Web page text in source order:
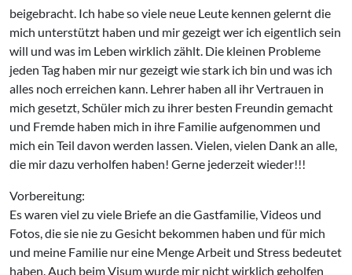
beigebracht. Ich habe so viele neue Leute kennen gelernt die
mich unterstützt haben und mir gezeigt wer ich eigentlich sein
will und was im Leben wirklich zählt. Die kleinen Probleme
jeden Tag haben mir nur gezeigt wie stark ich bin und was ich
alles noch erreichen kann. Lehrer haben all ihr Vertrauen in
mich gesetzt, Schüler mich zu ihrer besten Freundin gemacht
und Fremde haben mich in ihre Familie aufgenommen und
mich ein Teil davon werden lassen. Vielen, vielen Dank an alle,
die mir dazu verholfen haben! Gerne jederzeit wieder!!!
Vorbereitung:
Es waren viel zu viele Briefe an die Gastfamilie, Videos und
Fotos, die sie nie zu Gesicht bekommen haben und für mich
und meine Familie nur eine Menge Arbeit und Stress bedeutet
haben. Auch beim Visum wurde mir nicht wirklich geholfen